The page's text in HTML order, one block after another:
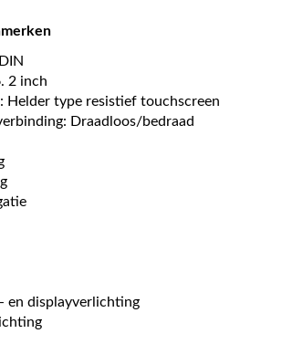
2 inch
Helder type resistief touchscreen
Draadloos/bedraad
en displayverlichting